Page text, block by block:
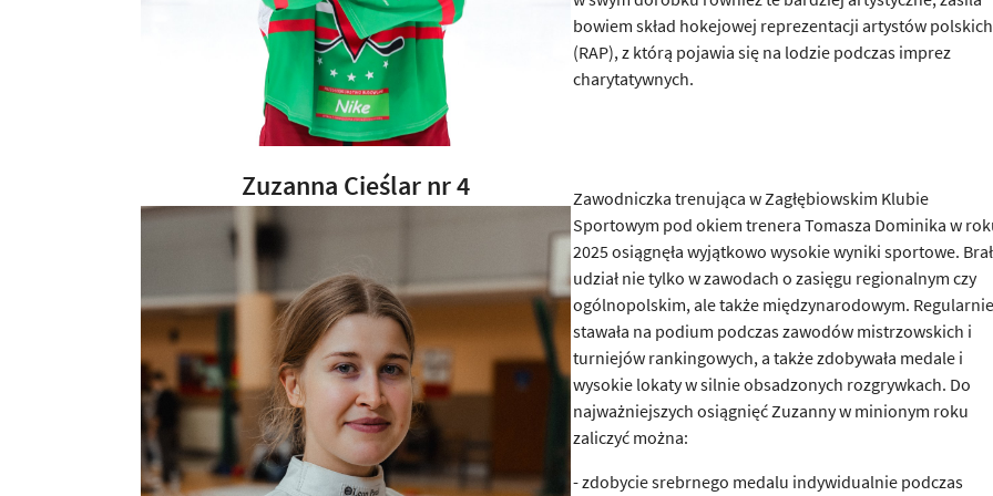
bowiem skład hokejowej reprezentacji artystów polskich
(RAP), z którą pojawia się na lodzie podczas imprez
charytatywnych.
Zuzanna Cieślar nr 4
Zawodniczka trenująca w Zagłębiowskim Klubie
Sportowym pod okiem trenera Tomasza Dominika w
2025 osiągnęła wyjątkowo wysokie wyniki sportowe.
udział nie tylko w zawodach o zasięgu regionalnym czy
ogólnopolskim, ale także międzynarodowym. Regularnie
stawała na podium podczas zawodów mistrzowskich i
turniejów rankingowych, a także zdobywała medale i
wysokie lokaty w silnie obsadzonych rozgrywkach. Do
najważniejszych osiągnięć Zuzanny w minionym roku
zaliczyć można:
- zdobycie srebrnego medalu indywidualnie podczas